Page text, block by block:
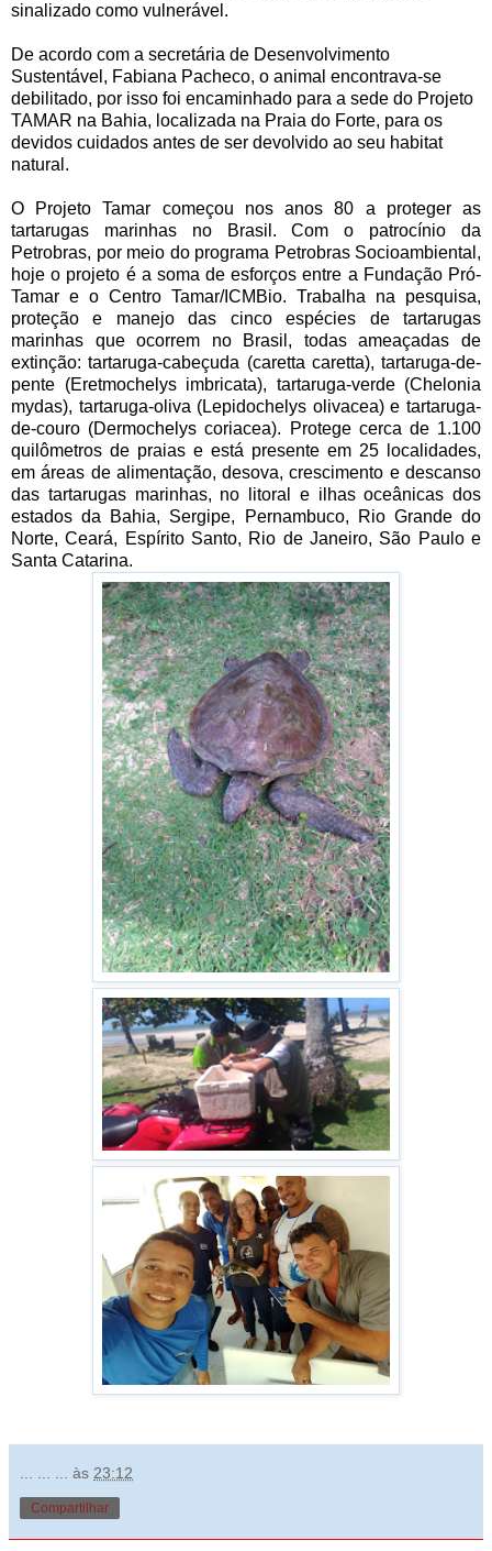
sinalizado como vulnerável.
De acordo com a secretária de Desenvolvimento
Sustentável, Fabiana Pacheco, o animal encontrava-se
debilitado, por isso foi encaminhado para a sede do Projeto
TAMAR na Bahia, localizada na Praia do Forte, para os
devidos cuidados antes de ser devolvido ao seu habitat
natural.
O Projeto Tamar começou nos anos 80 a proteger as
tartarugas marinhas no Brasil. Com o patrocínio da
Petrobras, por meio do programa Petrobras Socioambiental,
hoje o projeto é a soma de esforços entre a Fundação Pró-
Tamar e o Centro Tamar/ICMBio. Trabalha na pesquisa,
proteção e manejo das cinco espécies de tartarugas
marinhas que ocorrem no Brasil, todas ameaçadas de
extinção: tartaruga-cabeçuda (caretta caretta), tartaruga-de-
pente (Eretmochelys imbricata), tartaruga-verde (Chelonia
mydas), tartaruga-oliva (Lepidochelys olivacea) e tartaruga-
de-couro (Dermochelys coriacea). Protege cerca de 1.100
quilômetros de praias e está presente em 25 localidades,
em áreas de alimentação, desova, crescimento e descanso
das tartarugas marinhas, no litoral e ilhas oceânicas dos
estados da Bahia, Sergipe, Pernambuco, Rio Grande do
Norte, Ceará, Espírito Santo, Rio de Janeiro, São Paulo e
Santa Catarina.
às 23:12
Compartilhar